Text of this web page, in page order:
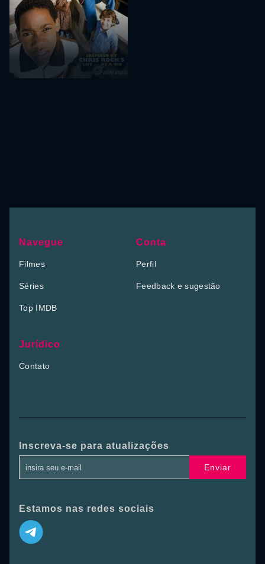
Navegue
Filmes
Séries
Top IMDB
Conta
Perfil
Feedback e sugestão
Jurídico
Contato
Inscreva-se para atualizações
Enviar
Estamos nas redes sociais